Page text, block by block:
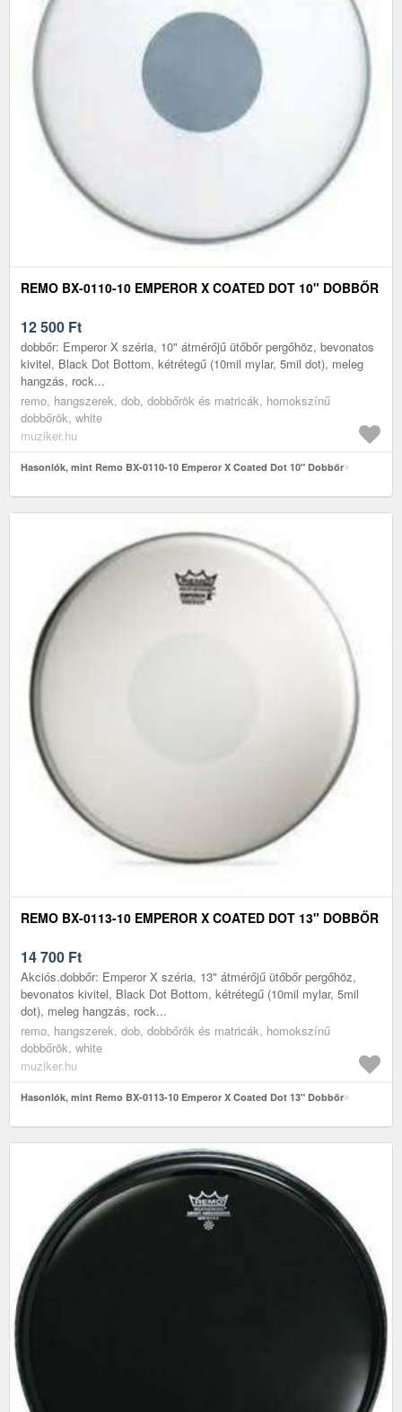
REMO BX-0110-10 EMPEROR X COATED DOT 10" DOBBŐR
12 500 Ft
dobbőr: Emperor X széria, 10" átmérőjű ütőbőr pergőhöz, bevonatos
kivitel, Black Dot Bottom, kétrétegű (10mil mylar, 5mil dot), meleg
hangzás, rock...
remo, hangszerek, dob, dobbőrök és matricák, homokszínű
dobbőrök, white
muziker.hu
Hasonlók, mint Remo BX-0110-10 Emperor X Coated Dot 10" Dobbőr
REMO BX-0113-10 EMPEROR X COATED DOT 13" DOBBŐR
14 700 Ft
Akciós.dobbőr: Emperor X széria, 13" átmérőjű ütőbőr pergőhöz,
bevonatos kivitel, Black Dot Bottom, kétrétegű (10mil mylar, 5mil
dot), meleg hangzás, rock...
remo, hangszerek, dob, dobbőrök és matricák, homokszínű
dobbőrök, white
muziker.hu
Hasonlók, mint Remo BX-0113-10 Emperor X Coated Dot 13" Dobbőr